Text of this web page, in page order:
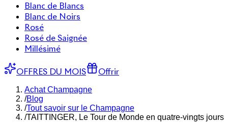
Blanc de Blancs
Blanc de Noirs
Rosé
Rosé de Saignée
Millésimé
OFFRES DU MOIS Offrir
Achat Champagne
/Blog
/Tout savoir sur le Champagne
/TAITTINGER, Le Tour de Monde en quatre-vingts jours